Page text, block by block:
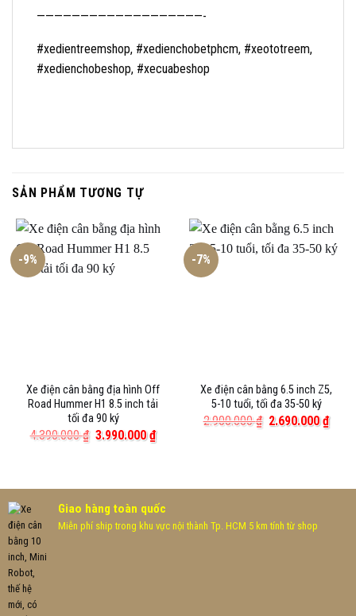
———————————————————-
#xedientreemshop, #xedienchobetphcm, #xeototreem,
#xedienchobeshop, #xecuabeshop
SẢN PHẨM TƯƠNG TỰ
-9%
Xe điện cân bằng địa hình Off
Road Hummer H1 8.5 inch tải
tối đa 90 ký
4.390.000₫ Giá
3.990.000₫Giá
hiện
-7%
Xe điện cân bằng 6.5 inch Z5,
5-10 tuổi, tối đa 35-50 ký
2.900.000₫ Giá
2.690.000₫Giá
hiện
Giao hàng toàn quốc
Miễn phí ship trong khu vực nội thành Tp. HCM 5 km tính từ shop